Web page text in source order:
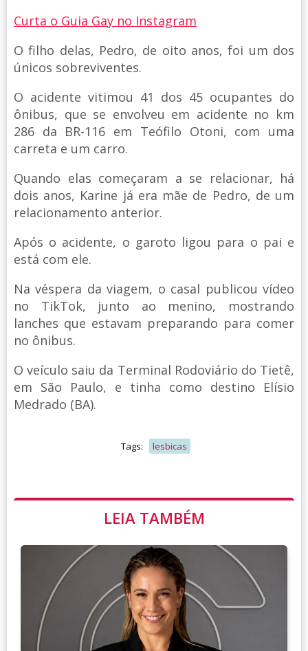
Curta o Guia Gay no Instagram
O filho delas, Pedro, de oito anos, foi um dos
únicos sobreviventes.
O acidente vitimou 41 dos 45 ocupantes do
ônibus, que se envolveu em acidente no km
286 da BR-116 em Teófilo Otoni, com uma
carreta e um carro.
Quando elas começaram a se relacionar, há
dois anos, Karine já era mãe de Pedro, de um
relacionamento anterior.
Após o acidente, o garoto ligou para o pai e
está com ele.
Na véspera da viagem, o casal publicou vídeo
no TikTok, junto ao menino, mostrando
lanches que estavam preparando para comer
no ônibus.
O veículo saiu da Terminal Rodoviário do Tietê,
em São Paulo, e tinha como destino Elísio
Medrado (BA).
Tags: lesbicas
LEIA TAMBÉM